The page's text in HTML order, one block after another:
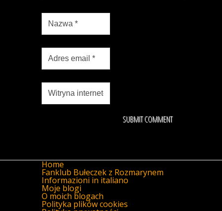
Home
Fanklub Bułeczek z Rozmarynem
Informazioni in italiano
Moje blogi
O moich blogach
Polityka plików cookies